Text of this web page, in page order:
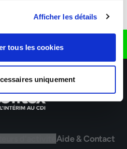
Afficher les détails
tous les cookies
uniquement
nous sur
Aide & Contact